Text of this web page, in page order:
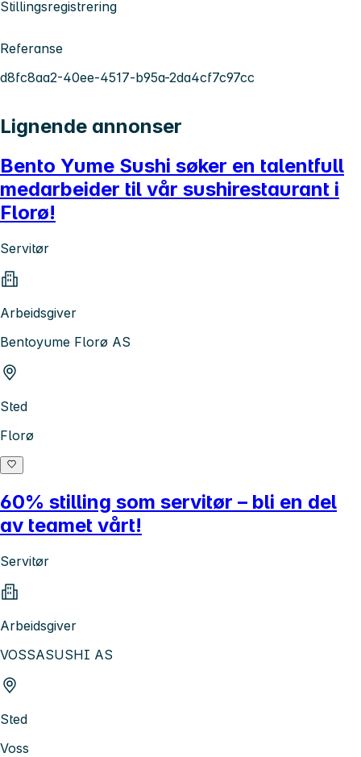
Stillingsregistrering
Referanse
d8fc8aa2-40ee-4517-b95a-2da4cf7c97cc
Lignende annonser
Bento Yume Sushi søker en talentfull
medarbeider til vår sushirestaurant i
Florø!
Servitør
Arbeidsgiver
Bentoyume Florø AS
Sted
Florø
60% stilling som servitør – bli en del
av teamet vårt!
Servitør
Arbeidsgiver
VOSSASUSHI AS
Sted
Voss